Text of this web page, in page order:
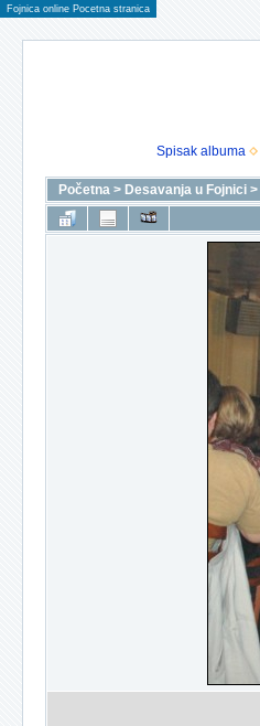
Fojnica online Pocetna stranica
Spisak albuma
Početna > Desavanja u Fojnici >